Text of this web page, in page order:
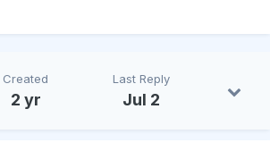
Created
2 yr
Last Reply
Jul 2